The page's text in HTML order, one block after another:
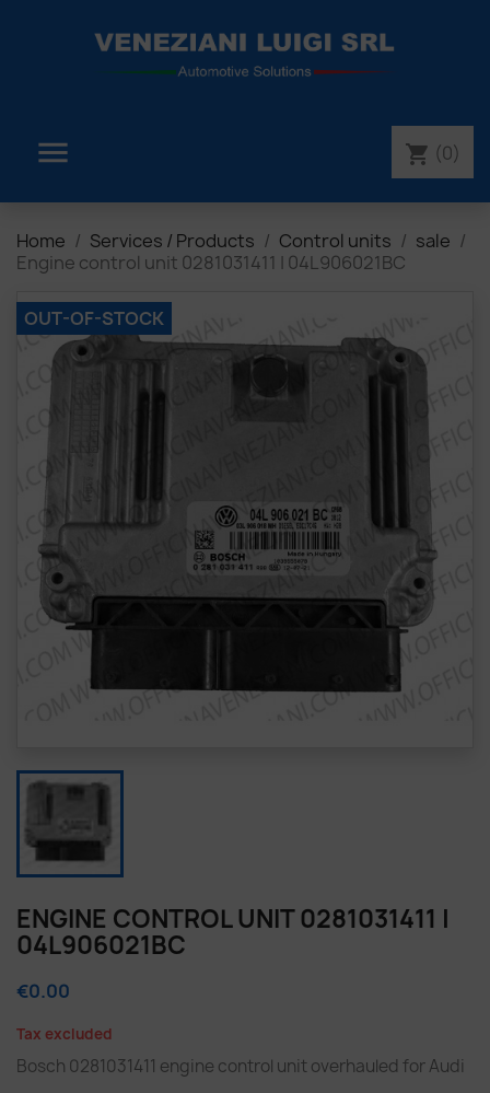
 shopping_cart (0)
Home Services / Products Control units
sale
Engine control unit 0281031411 | 04L906021BC
OUT-OF-STOCK
ENGINE CONTROL UNIT 0281031411 |
04L906021BC
€0.00
Tax excluded
Bosch 0281031411 engine control unit overhauled for Audi